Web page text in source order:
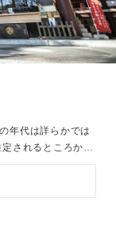
年代は詳らかでは
されるところから
渉のため高天原よ
ある「武甕槌神
と三柱の調和の神
。新しい門出を